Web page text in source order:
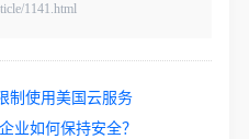
1141.html
制使用美国云服务
业如何保持安全？